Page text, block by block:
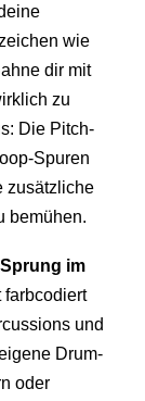
wie
dir mit
zu
Die Pitch-
Spuren
zusätzliche
bemühen.
im
farbcodiert
und
Drum-
oder